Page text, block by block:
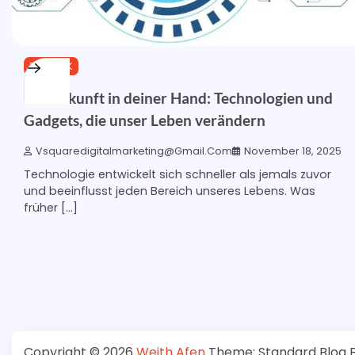
TECHNIK
Die Zukunft in deiner Hand: Technologien und
Gadgets, die unser Leben verändern
Vsquaredigitalmarketing@gmail.com November 18, 2025
Technologie entwickelt sich schneller als jemals zuvor
und beeinflusst jeden Bereich unseres Lebens. Was
früher […]